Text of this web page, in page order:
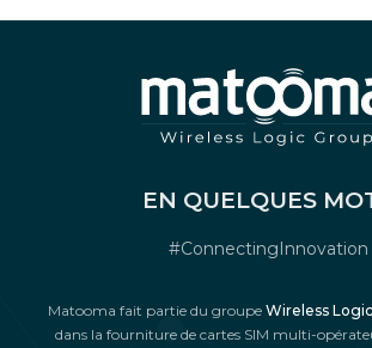
EN QUELQUES
#ConnectingInnovation
Matooma fait partie du groupe Wireless Logic
dans la fourniture de cartes SIM multi-